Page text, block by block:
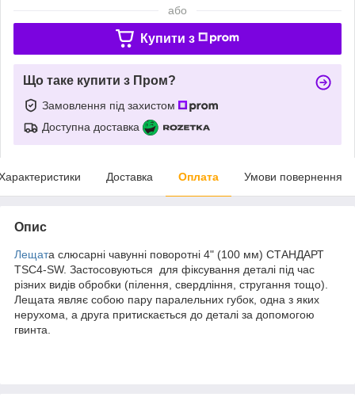
або
Купити з
Що таке купити з Пром?
Замовлення під захистом
Доступна доставка
Доставка Оплата Умови повернення
Опис
Лещата слюсарні чавунні поворотні 4" (100 мм) СТАНДАРТ
TSC4-SW. Застосовуються для фіксування деталі під час
різних видів обробки (пілення, свердління, стругання тощо).
Лещата являє собою пару паралельних губок, одна з яких
нерухома, а друга притискається до деталі за допомогою
гвинта.